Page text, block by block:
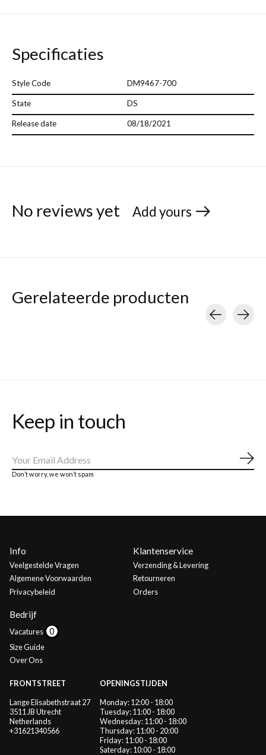
Specificaties
Style Code DM9467-700
State DS
Release date 08/18/2021
No reviews yet Add yours
Gerelateerde producten
Keep in touch
Don’t worry, we won’t spam
Info
Veelgestelde Vragen
Algemene Voorwaarden
Privacybeleid
Klantenservice
Verzending & Levering
Retourneren
Orders
Bedrijf
Vacatures
Size Guide
Over Ons
FRONTSTREET
Lange Elisabethstraat 27
3511 JB Utrecht
Netherlands
+31621340566
OPENINGSTIJDEN
Monday: 12:00 - 18:00
Tuesday: 11:00 - 18:00
Wednesday: 11:00 - 18:00
Thursday: 11:00 - 20:00
Friday: 11:00 - 18:00
Saterday: 10:00 - 18:00